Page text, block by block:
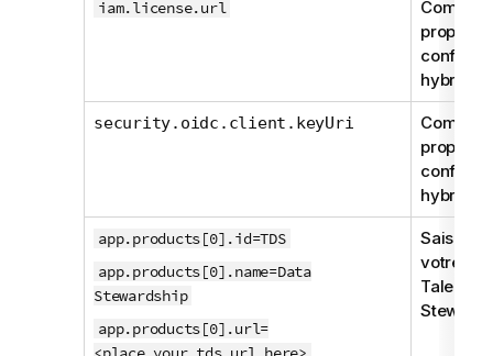
iam.license.url
hybride.
security.oidc.client.keyUri
hybride.
app.products[0].id=TDS
app.products[0].name=Data
Stewardship
app.products[0].url=
votre
Talend